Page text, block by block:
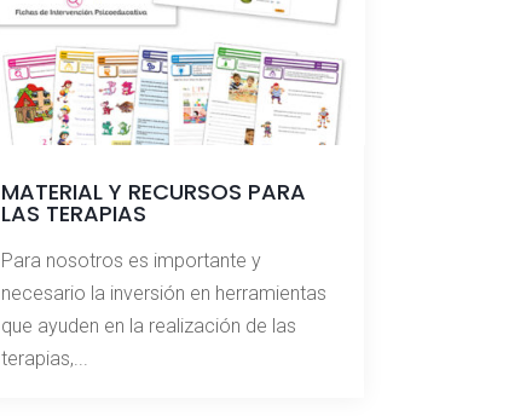
MATERIAL Y RECURSOS PARA
LAS TERAPIAS
Para nosotros es importante y
necesario la inversión en herramientas
que ayuden en la realización de las
terapias,...